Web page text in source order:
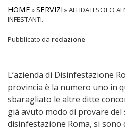
HOME »SERVIZI »AFFIDATI SOLO AI
INFESTANTI.
Pubblicato da redazione
L’azienda di Disinfestazione
provincia è la numero uno in
sbaragliato le altre ditte
già avuto modo di provare del
disinfestazione Roma, si